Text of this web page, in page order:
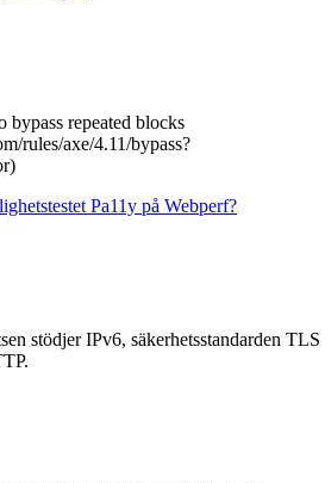
bypass repeated blocks
rules/axe/4.11/bypass?
Pa11y på Webperf?
stödjer IPv6, säkerhets­standarden TLS